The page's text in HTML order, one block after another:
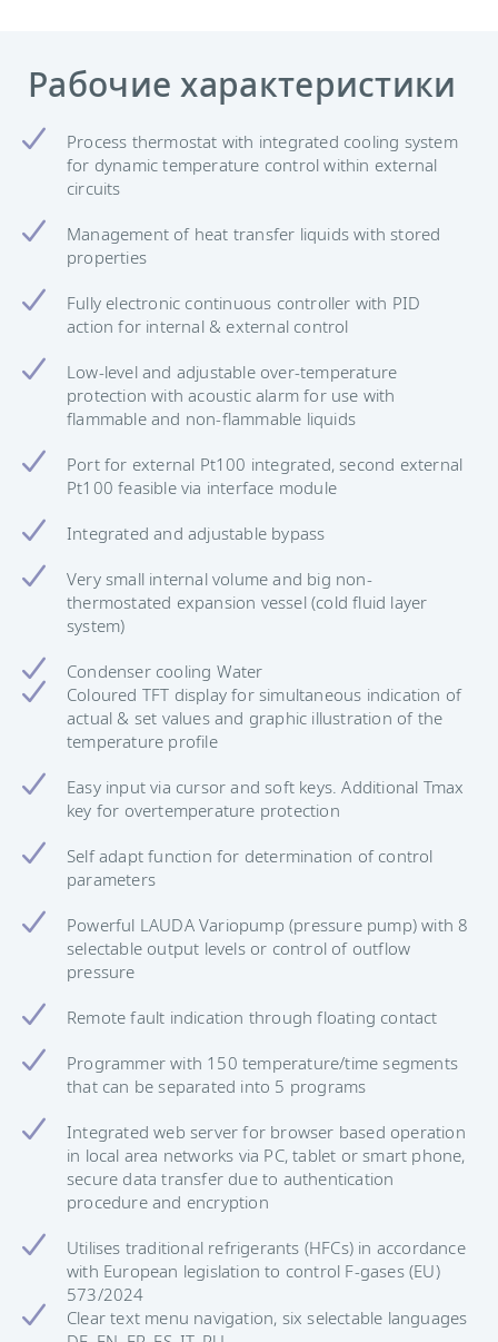
Рабочие характеристики
Process thermostat with integrated cooling system
for dynamic temperature control within external
circuits
Management of heat transfer liquids with stored
properties
Fully electronic continuous controller with PID
action for internal & external control
Low-level and adjustable over-temperature
protection with acoustic alarm for use with
flammable and non-flammable liquids
Port for external Pt100 integrated, second external
Pt100 feasible via interface module
Integrated and adjustable bypass
Very small internal volume and big non-
thermostated expansion vessel (cold fluid layer
system)
Condenser cooling Water
Coloured TFT display for simultaneous indication of
actual & set values and graphic illustration of the
temperature profile
Easy input via cursor and soft keys. Additional Tmax
key for overtemperature protection
Self adapt function for determination of control
parameters
Powerful LAUDA Variopump (pressure pump) with 8
selectable output levels or control of outflow
pressure
Remote fault indication through floating contact
Programmer with 150 temperature/time segments
that can be separated into 5 programs
Integrated web server for browser based operation
in local area networks via PC, tablet or smart phone,
secure data transfer due to authentication
procedure and encryption
Utilises traditional refrigerants (HFCs) in accordance
with European legislation to control F-gases (EU)
573/2024
Clear text menu navigation, six selectable languages